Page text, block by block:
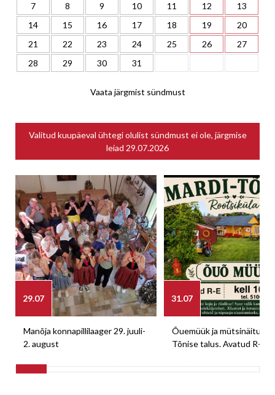
7
8 9 10 11 12
13
14
15 16 17 18 19
20
21
22 23 24 25 26
27
28
29 30 31
Vaata järgmist sündmust
Valitud kuupäeval ühtegi olulist sündmust ei ole, järgmise
leiad 29.07.2026
29.07
Manõja konnapillilaager 29. juuli-
2. august
31.07
Õuemüük ja mütsinäitus
Tõnise talus. Avatud R-E